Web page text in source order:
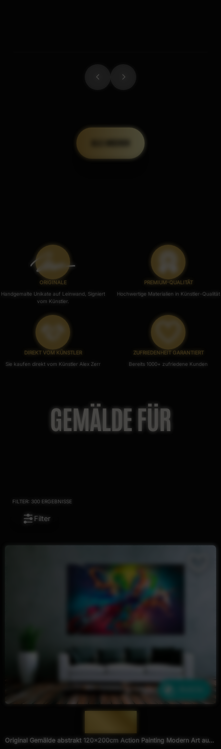
ORIGINALE
Handgemalte Unikate auf Leinwand, Signiert
vom Künstler.
PREMIUM-QUALITÄT
Hochwertige Materialien in Künstler-Qualität
DIREKT VOM KÜNSTLER
Sie kaufen direkt vom Künstler Alex Zerr
ZUFRIEDENHEIT GARANTIERT
Bereits 1000+ zufriedene Kunden
GEMÄLDE FÜR
FILTER: 300 ERGEBNISSE
Filter
Original Gemälde abstrakt 120x200cm Action Painting Modern Art auf